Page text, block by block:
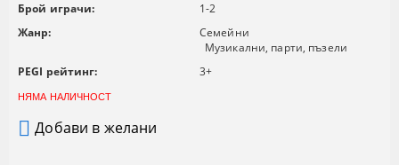
Брой играчи:
1-2
Жанр:
Семейни
Музикални, парти, пъзели
PEGI рейтинг:
3+
НЯМА НАЛИЧНОСТ
Добави в желани